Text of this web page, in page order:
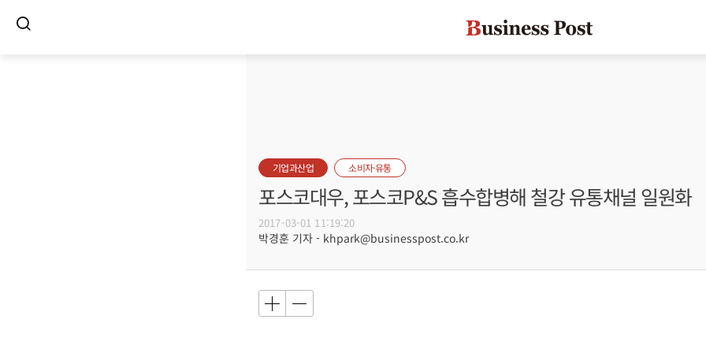
기업과산업 소비자·유통
포스코대우, 포스코P&S 흡수합병해 철강 유통채널 일원화
2017-03-01 11:19:20
박경훈 기자 - khpark@businesspost.co.kr